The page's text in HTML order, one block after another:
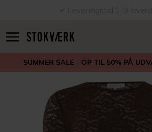
SUMMER SALE - OP TIL 50% PÅ